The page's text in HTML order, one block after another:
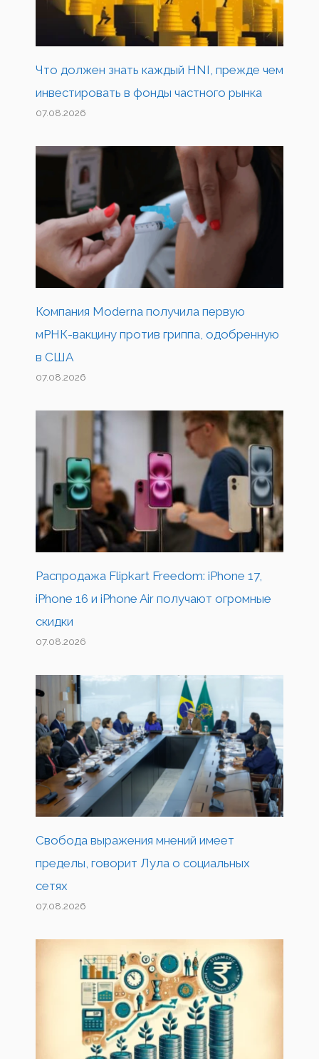
Что должен знать каждый HNI, прежде чем
инвестировать в фонды частного рынка
07.08.2026
Компания Moderna получила первую
мРНК-вакцину против гриппа, одобренную
в США
07.08.2026
Распродажа Flipkart Freedom: iPhone 17,
iPhone 16 и iPhone Air получают огромные
скидки
07.08.2026
Свобода выражения мнений имеет
пределы, говорит Лула о социальных
сетях
07.08.2026